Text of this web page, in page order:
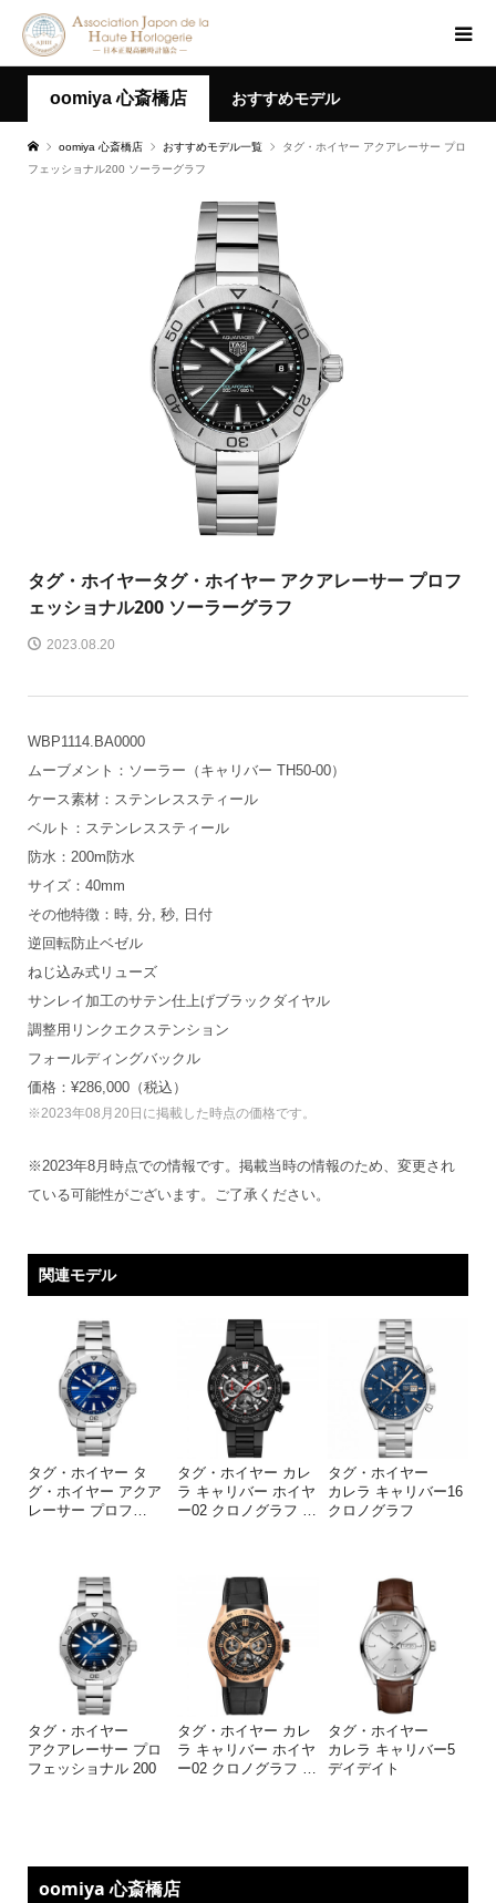
oomiya 心斎橋店 おすすめモデル
oomiya 心斎橋店 おすすめモデル一覧
タグ・ホイヤー アクアレーサー プロ
フェッショナル200 ソーラーグラフ
タグ・ホイヤータグ・ホイヤー アクアレーサー プロフ
ェッショナル200 ソーラーグラフ
2023.08.20
WBP1114.BA0000
ムーブメント：ソーラー（キャリバー TH50-00）
ケース素材：ステンレススティール
ベルト：ステンレススティール
防水：200m防水
サイズ：40mm
その他特徴：時, 分, 秒, 日付
逆回転防止ベゼル
ねじ込み式リューズ
サンレイ加工のサテン仕上げブラックダイヤル
調整用リンクエクステンション
フォールディングバックル
価格：¥286,000（税込）
※2023年08月20日に掲載した時点の価格です。
※2023年8月時点での情報です。掲載当時の情報のため、変更され
ている可能性がございます。ご了承ください。
関連モデル
タグ・ホイヤー タ
グ・ホイヤー アクア
レーサー プロフ…
タグ・ホイヤー カレ
ラ キャリバー ホイヤ
ー02 クロノグラフ …
タグ・ホイヤー
カレラ キャリバー16
クロノグラフ
タグ・ホイヤー
アクアレーサー プロ
フェッショナル 200
タグ・ホイヤー カレ
ラ キャリバー ホイヤ
ー02 クロノグラフ
タグ・ホイヤー
カレラ キャリバー5
デイデイト
oomiya 心斎橋店